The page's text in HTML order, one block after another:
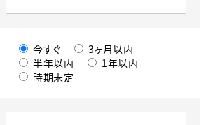
今すぐ
3ヶ月以内
半年以内
1年以内
時期未定